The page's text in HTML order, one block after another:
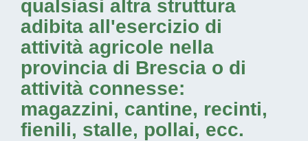
qualsiasi altra struttura
adibita all'esercizio di
attività agricole nella
provincia di Brescia o di
attività connesse:
magazzini, cantine, recinti,
fienili, stalle, pollai, ecc.